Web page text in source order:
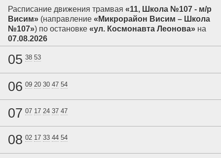
Расписание движения трамвая «11, Школа №107 - м/р
Висим» (направление «Микрорайон Висим – Школа
№107») по остановке «ул. Космонавта Леонова» на
07.08.2026
05 38 53
06 09 20 30 47 54
07 07 17 24 37 47
08 02 17 33 44 54